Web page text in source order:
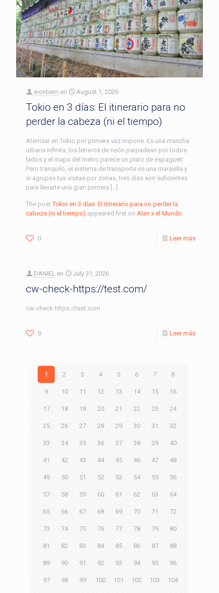
wonbern en August 1, 2026
Tokio en 3 días: El itinerario para no
perder la cabeza (ni el tiempo)
Aterrizar en Tokio por primera vez impone. Es una mancha
urbana infinita, los letreros de neón parpadean por todos
lados y el mapa del metro parece un plato de espagueti.
Pero tranquilo, el sistema de transporte es una maravilla y
si agrupas tus visitas por zonas, tres días son suficientes
para llevarte una gran primera […]
The postTokio en 3 días: El itinerario para no perder la
cabeza (ni el tiempo) appeared first on Alan x el Mundo.
0 Leer más
DANIEL en July 31, 2026
cw-check-https://test.com/
cw-check https://test.com
0 Leer más
1 2 3 4 5 6 7 8
9 10 11 12 13 14 15 16
17 18 19 20 21 22 23 24
25 26 27 28 29 30 31 32
33 34 35 36 37 38 39 40
41 42 43 44 45 46 47 48
49 50 51 52 53 54 55 56
57 58 59 60 61 62 63 64
65 66 67 68 69 70 71 72
73 74 75 76 77 78 79 80
81 82 83 84 85 86 87 88
89 90 91 92 93 94 95 96
97 98 99 100 101 102 103 104